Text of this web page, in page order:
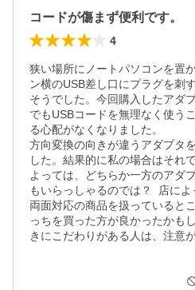
コードが傷まず便利です。
4
狭い場所にノートパソコンを置
ン横のUSB差し口にプラグを刺
そうでした。今回購入したアダ
でもUSBコードを無理なく使う
る心配がなくなりました。
方向変換の向きが違うアダプタ
した。結果的に私の場合はそれ
よっては、どちらか一方のアダ
もいらっしゃるのでは？  店に
両面対応の商品を扱っていると
っちを買った方が良かったかも
きにこだわりがある人は、注意